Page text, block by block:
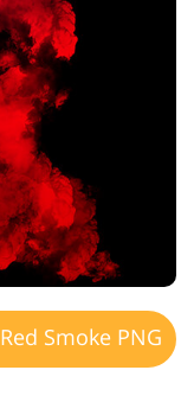
Red Smoke PNG